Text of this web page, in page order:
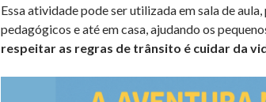
Essa atividade pode ser utilizada em sala de
pedagógicos e até em casa, ajudando os
respeitar as regras de trânsito é cuidar da